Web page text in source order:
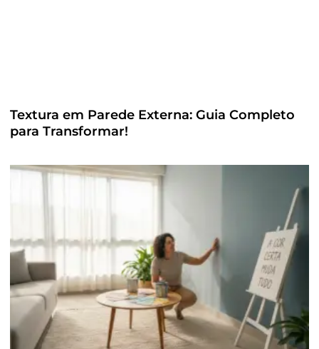
Textura em Parede Externa: Guia Completo
para Transformar!